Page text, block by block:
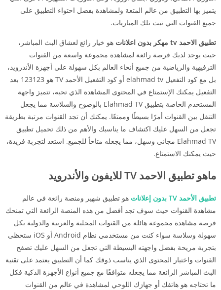
يتميز بها التطبيق من عالم المتعة ولمشاهدة بفضل احتواء التطبيق على
جميع القنوات التي تبث تلك المباريات.
تطبيق الاحمد tv مهكر بدون اعلانات
هو خيار رائع لعشاق البث المباشر،
حيث يوجد لديك فرصة رائعة لمشاهدة مجموعة واسعة من القنوات
الترفيهية والرياضية من جميع أنحاء العالم بكل سهولة على أجهزة الأندرويد،
بل مع كود التفعيل elahmad tv أو كود التفعيل الأحمد TV هو 123123 بعد
التفعيل يمكنك الإستمتاع في المحتوى المشاهدة الذي تحبه، تتميز واجهة
المستخدم الخاصة بتطبيق Elahmad TV بالوضوح والسلاسة مما يجعل
التنقل بين القنوات أمرًا بسيطًا وممتعًا. يمكنك أن تجد القنوات مرتبة بطريقة
تجعل من السهل عليك اكتشاف ما يناسبك والأهم من ذلك تحميل تطبيق
Elahmad TV مجاني وسهل، مما يجعله متاحاً للجميع. استعد لتجربة فريدة،
حيث يمكنك الاستمتاع.
ماهو تطبيق الاحمد TV للايفون والأندرويد
تطبيق الأحمد TV بدون إعلانات
هو تطبيق شهير ومنصة رائعة في عالم
مشاهدة القنوات حيث سوف تجد أفضل من هذه المنصة الرائعة التي تمنحك
فرصة مشاهدة مجموعة هائلة من القنوات المحلية والعربية والدولية بكل
سهولة وسلاسة سواء كنت من مستخدمي نظام Android أو iOS ستحظى
بتجربة مريحة بفضل واجهته البسيطة التي تجعل من السهل عليك تصفح
القنوات واختيار المحتوى الذي يناسب ذوقك كما أن التطبيق يعتمد على تقنية
البث المباشر الرائعة مما يجعله متوافقًا مع جميع أنواع الأجهزة الذكية فكل
ما تحتاجه هو هاتفك أو جهازك اللوحي لمشاهدة في عالم من القنوات